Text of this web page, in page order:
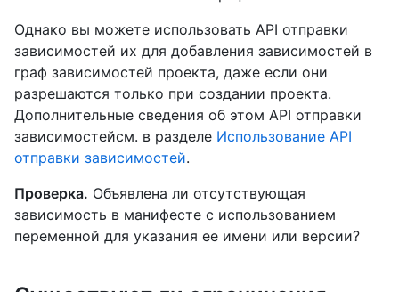
Однако вы можете использовать API отправки
зависимостей их для добавления зависимостей в
граф зависимостей проекта, даже если они
разрешаются только при создании проекта.
Дополнительные сведения об этом API отправки
зависимостейсм. в разделе Использование API
отправки зависимостей.
Проверка. Объявлена ли отсутствующая
зависимость в манифесте с использованием
переменной для указания ее имени или версии?